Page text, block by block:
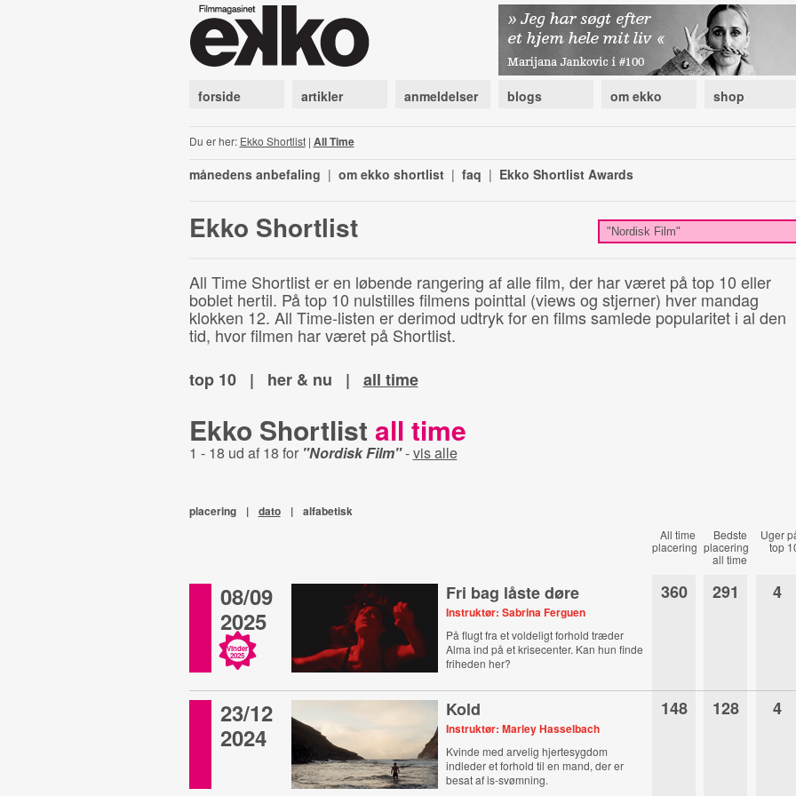
forside artikler anmeldelser blogs om ekko shop
Du er her: Ekko Shortlist| All Time
månedens anbefaling | om ekko shortlist | faq | Ekko Shortlist Awards
Ekko Shortlist
All Time Shortlist er en løbende rangering af alle film, der har været på top 10 eller
boblet hertil. På top 10 nulstilles filmens pointtal (views og stjerner) hver mandag
klokken 12. All Time-listen er derimod udtryk for en films samlede popularitet i al den
tid, hvor filmen har været på Shortlist.
top 10
| her & nu | all time
Ekko Shortlist all time
1 - 18 ud af 18 for "Nordisk Film"-vis alle
placering | dato | alfabetisk
All time
placering
Bedste
placering
all time
Uger
top
08/09
2025
Vinder
2025
Fri bag låste døre
Instruktør: Sabrina Ferguen
På flugt fra et voldeligt forhold træder
Alma ind på et krisecenter. Kan hun finde
friheden her?
360 291 4
23/12
2024
Kold
Instruktør: Marley Hasselbach
Kvinde med arvelig hjertesygdom
indleder et forhold til en mand, der er
besat af is-svømning.
148 128 4